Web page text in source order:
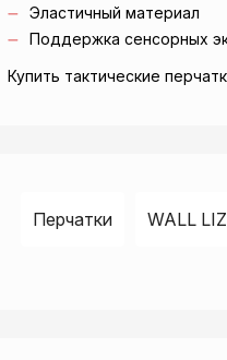
Эластичный материал
Поддержка сенсорных
Купить тактические
Перчатки WALL